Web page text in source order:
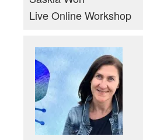
Live Online Workshop